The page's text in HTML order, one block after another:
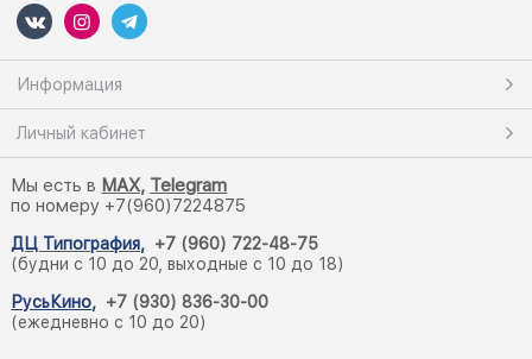
Информация
Личный кабинет
Мы есть в MAX, Telegram
по номеру +7(960)7224875
ДЦ Типография, +7 (960) 722-48-75
(будни с 10 до 20, выходные с 10 до 18)
РусьКино, +7 (930) 836-30-00
(ежедневно с 10 до 20)